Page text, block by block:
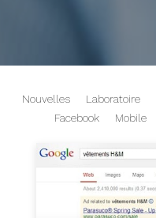
Nouvelles Laboratoire
Facebook
Mobile